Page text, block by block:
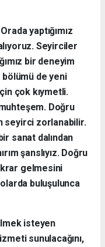
yaptığımız
Seyirciler
bir deneyim
bölümü de yeni
çok kıymetli.
Doğru
seyirci zorlanabilir.
sanat dalından
şanslıyız. Doğru
gelmesini
buluşulunca
isteyen
sunulacağını,